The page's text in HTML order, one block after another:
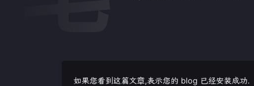
如果您看到这篇文章,表示您的 blog 已经安装成功.